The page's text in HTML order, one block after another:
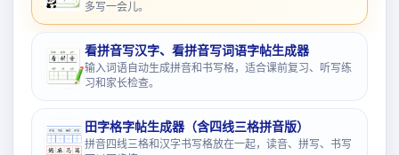
多写一会儿。
看拼音写汉字、看拼音写词语字帖生成器
输入词语自动生成拼音和书写格，适合课前复习、听写练
习和家长检查。
田字格字帖生成器（含四线三格拼音版）
拼音四线三格和汉字书写格放在一起，读音、拼写、书写